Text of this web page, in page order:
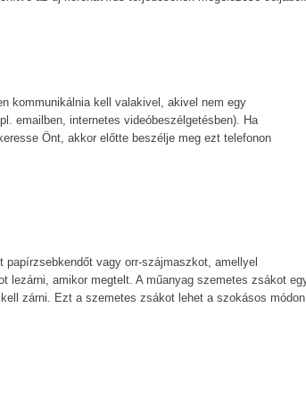
kommunikálnia kell valakivel, akivel nem egy
emailben, internetes videóbeszélgetésben). Ha
Önt, akkor előtte beszélje meg ezt telefonon
vagy orr-szájmaszkot, amellyel
lezárni, amikor megtelt. A műanyag szemetes zsákot
zárni. Ezt a szemetes zsákot lehet a szokásos módon